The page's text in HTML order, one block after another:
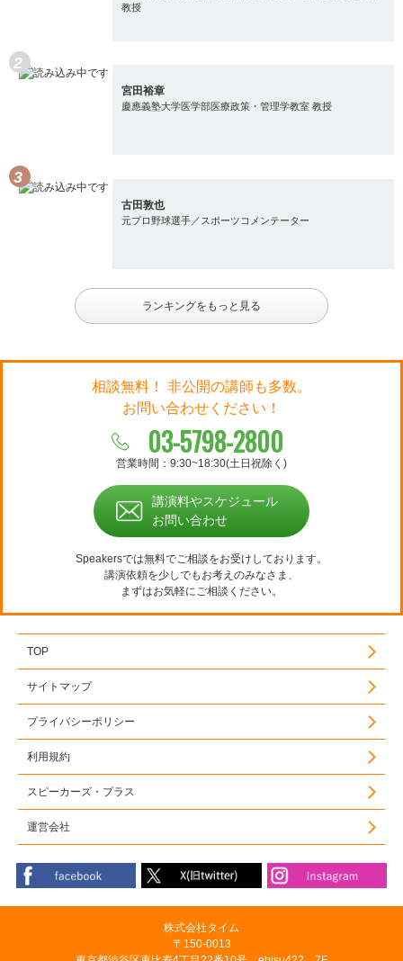
教授
宮田裕章
慶應義塾大学医学部医療政策・管理学教室 教授
古田敦也
元プロ野球選手／スポーツコメンテーター
ランキングをもっと見る
相談無料！ 非公開の講師も多数。
お問い合わせください！
03-5798-2800
営業時間：9:30~18:30(土日祝除く)
講演料やスケジュール
お問い合わせ
Speakersでは無料でご相談をお受けしております。
講演依頼を少しでもお考えのみなさま、
まずはお気軽にご相談ください。
TOP
サイトマップ
プライバシーポリシー
利用規約
スピーカーズ・プラス
運営会社
株式会社タイム
〒150-0013